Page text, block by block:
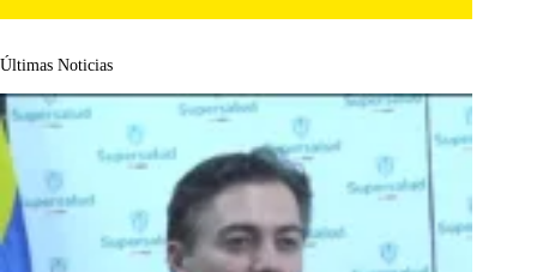
Últimas Noticias